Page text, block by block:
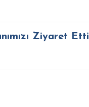
Ziyaret Etti